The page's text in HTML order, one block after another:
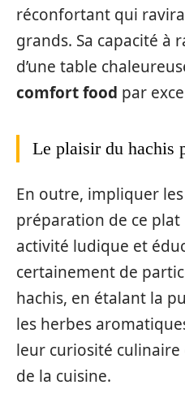
réconfortant qui
grands. Sa capacité à
d’une table
comfort food par
Le plaisir du hachis
En outre, impliquer
préparation de ce
activité ludique et
certainement de
hachis, en étalant la
les herbes
leur curiosité
de la cuisine.